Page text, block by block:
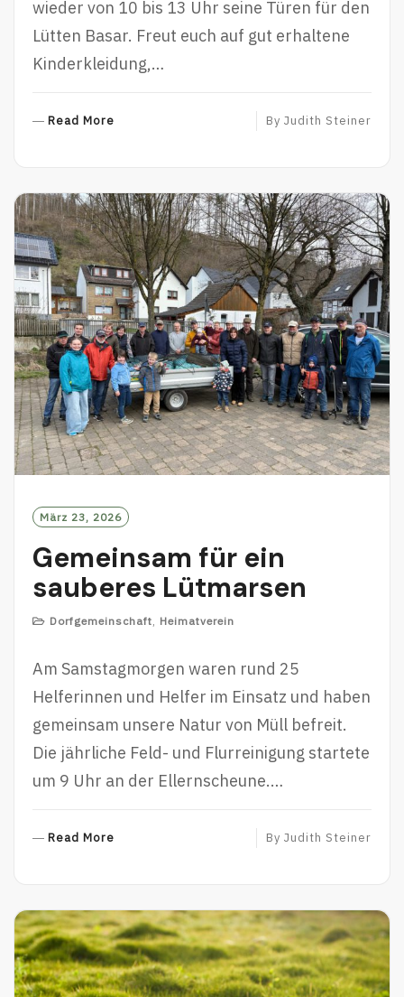
wieder von 10 bis 13 Uhr seine Türen für den
Lütten Basar. Freut euch auf gut erhaltene
Kinderkleidung,…
Read More
M
O
R
E
By Judith Steiner
März 23, 2026
Gemeinsam für ein
sauberes Lütmarsen
Dorfgemeinschaft Heimatverein
Am Samstagmorgen waren rund 25
Helferinnen und Helfer im Einsatz und haben
gemeinsam unsere Natur von Müll befreit.
Die jährliche Feld- und Flurreinigung startete
um 9 Uhr an der Ellernscheune.…
Read More
M
O
R
E
By Judith Steiner